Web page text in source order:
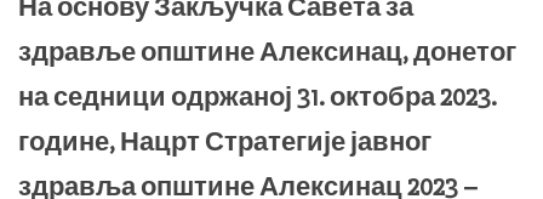
На основу Закључка Савета за
здравље општине Алексинац, донетог
на седници одржаној 31. октобра 2023.
године, Нацрт Стратегије јавног
здравља општине Алексинац 2023 –